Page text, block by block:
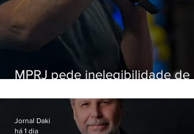
MPRJ pede inelegibilidade de
Jornal Daki
há 1 dia